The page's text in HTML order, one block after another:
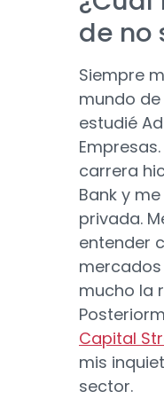
de no
Siempre
mundo
estudié
carrera
Bank y
privada.
entender
mucho la
Capital
mis
sector.